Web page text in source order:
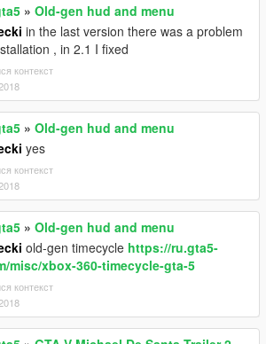
» Old-gen hud and menu
in the last version there was a problem
, in 2.1 I fixed
контекст
» Old-gen hud and menu
yes
контекст
» Old-gen hud and menu
old-gen timecycle https://ru.gta5-
misc/xbox-360-timecycle-gta-5
контекст